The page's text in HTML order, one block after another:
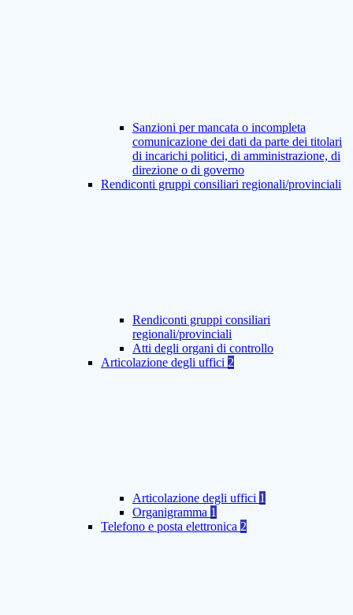
Sanzioni per mancata o incompleta
comunicazione dei dati da parte dei titolari
di incarichi politici, di amministrazione, di
direzione o di governo
Rendiconti gruppi consiliari regionali/provinciali
Rendiconti gruppi consiliari
regionali/provinciali
Atti degli organi di controllo
Articolazione degli uffici 2
Articolazione degli uffici 1
Organigramma 1
Telefono e posta elettronica 2